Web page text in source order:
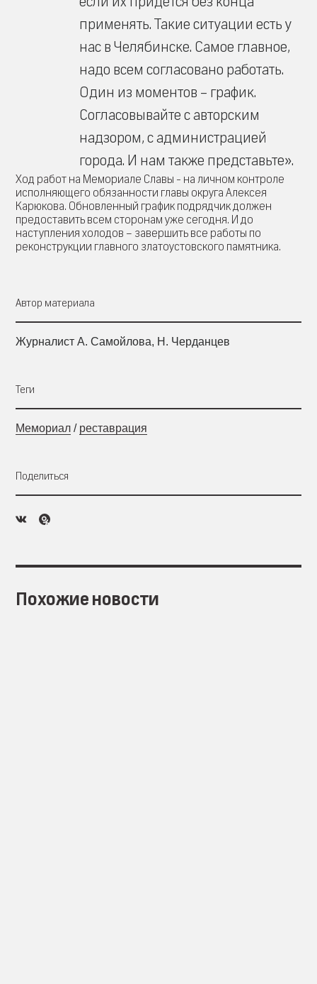
применять. Такие ситуации есть у
нас в Челябинске. Самое главное,
надо всем согласовано работать.
Один из моментов – график.
Согласовывайте с авторским
надзором, с администрацией
города. И нам также представьте».
Ход работ на Мемориале Славы - на личном контроле
исполняющего обязанности главы округа Алексея
Карюкова. Обновленный график подрядчик должен
предоставить всем сторонам уже сегодня. И до
наступления холодов – завершить все работы по
реконструкции главного златоустовского памятника.
Автор материала
Журналист А. Самойлова, Н. Черданцев
Теги
Мемориал / реставрация
Поделиться
Похожие новости